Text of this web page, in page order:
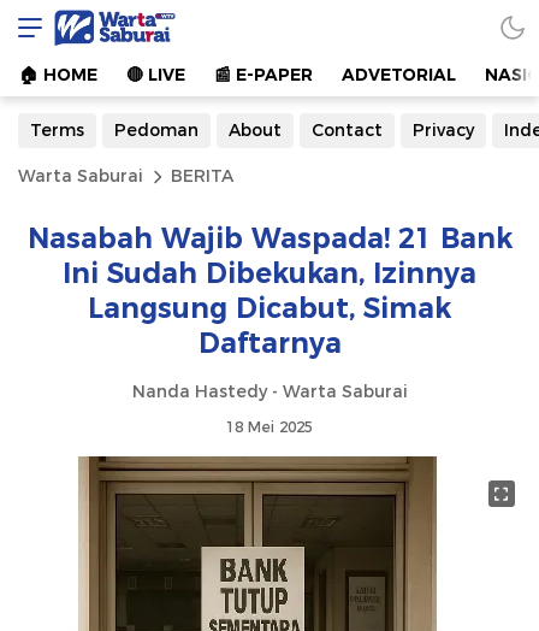
Warta Saburai
Sumber Informasi Terkini
🏠︎ HOME 🔴 LIVE 📰 E-PAPER ADVETORIAL
Terms Pedoman About Contact Privacy
Warta Saburai BERITA
Nasabah Wajib Waspada! 21 Bank
Ini Sudah Dibekukan, Izinnya
Langsung Dicabut, Simak
Daftarnya
Nanda Hastedy - Warta Saburai
18 Mei 2025